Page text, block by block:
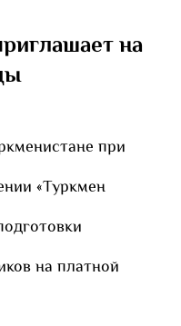
на
при
«Туркмен
на платной